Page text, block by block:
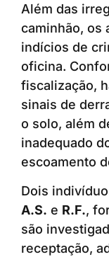
Além das
caminhão, os
indícios de
oficina.
fiscalização,
sinais de
o solo, além
inadequado
escoamento
Dois
A.S. e R.F.,
são
receptação,